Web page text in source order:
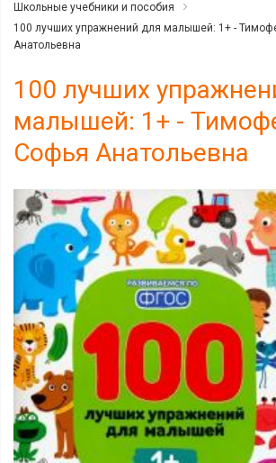
Школьные учебники и пособия
100 лучших упражнений для малышей: 1+ -
Анатольевна
100 лучших
малышей: 1+ -
Софья Анатольевна